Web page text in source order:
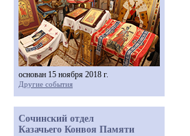
основан 15 ноября 2018 г.
Другие события
Сочинский отдел
Казачьего Конвоя Памяти